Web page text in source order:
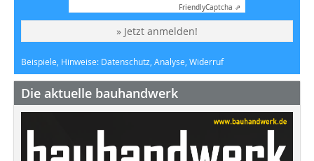
FriendlyCaptcha ⇗
» Jetzt anmelden!
Beispiele, Hinweise: Datenschutz, Analyse, Widerruf
Die aktuelle bauhandwerk